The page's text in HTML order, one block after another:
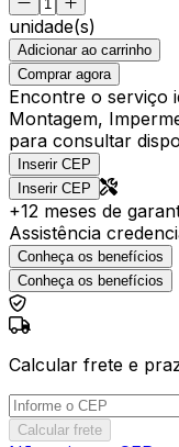
unidade(s)
Adicionar ao carrinho
Comprar agora
Encontre o serviço
Montagem,
para consultar
Inserir CEP
Inserir CEP
+12 meses de
Assistência
Conheça os benefícios
Conheça os benefícios
Calcular frete e
Calcular frete